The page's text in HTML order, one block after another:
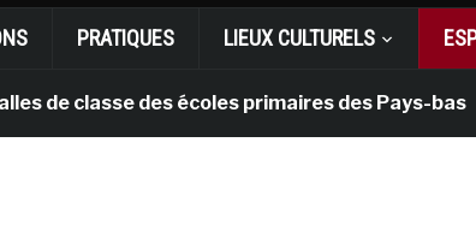
PRATIQUES LIEUX CULTURELS
classe des écoles primaires des Pays-bas